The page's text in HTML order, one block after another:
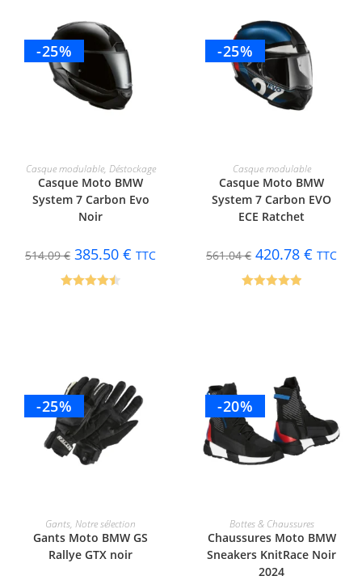
-25%
CHOIX DES OPTIONS
Casque modulable, Déstockage
Casque Moto BMW
System 7 Carbon Evo
Noir
514.09€ 385.50 € TTC
-25%
CHOIX DES OPTIONS
Casque modulable
Casque Moto BMW
System 7 Carbon EVO
ECE Ratchet
561.04€ 420.78 € TTC
-25%
CHOIX DES OPTIONS
Gants, Notre sélection
Gants Moto BMW GS
Rallye GTX noir
-20%
CHOIX DES OPTIONS
Bottes & Chaussures
Chaussures Moto BMW
Sneakers KnitRace Noir
2024